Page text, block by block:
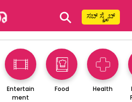
⚲ ಸಬ್ ಸ್ಕ್ರೈಬ್
Entertain
ment
Food Health